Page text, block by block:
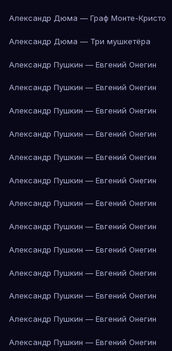
Александр Дюма — Граф Монте-Кристо
Александр Дюма — Три мушкетёра
Александр Пушкин — Евгений Онегин
Александр Пушкин — Евгений Онегин
Александр Пушкин — Евгений Онегин
Александр Пушкин — Евгений Онегин
Александр Пушкин — Евгений Онегин
Александр Пушкин — Евгений Онегин
Александр Пушкин — Евгений Онегин
Александр Пушкин — Евгений Онегин
Александр Пушкин — Евгений Онегин
Александр Пушкин — Евгений Онегин
Александр Пушкин — Евгений Онегин
Александр Пушкин — Евгений Онегин
Александр Пушкин — Евгений Онегин